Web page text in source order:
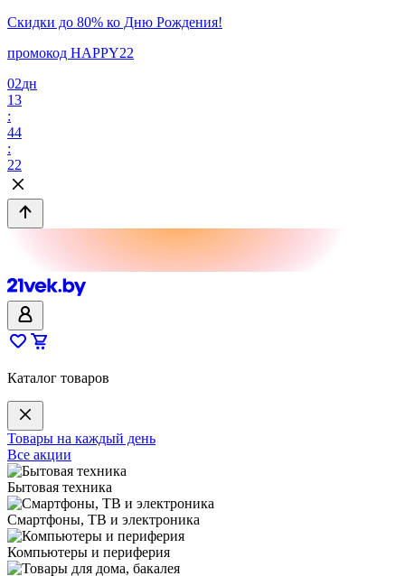
Скидки до 80% ко Дню Рождения!
промокод HAPPY22
02дн
13
:
44
:
22
Каталог товаров
Товары на каждый день
Все акции
Бытовая техника
Смартфоны, ТВ и электроника
Компьютеры и периферия